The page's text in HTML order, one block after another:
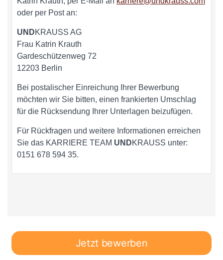
Jetzt bewerben